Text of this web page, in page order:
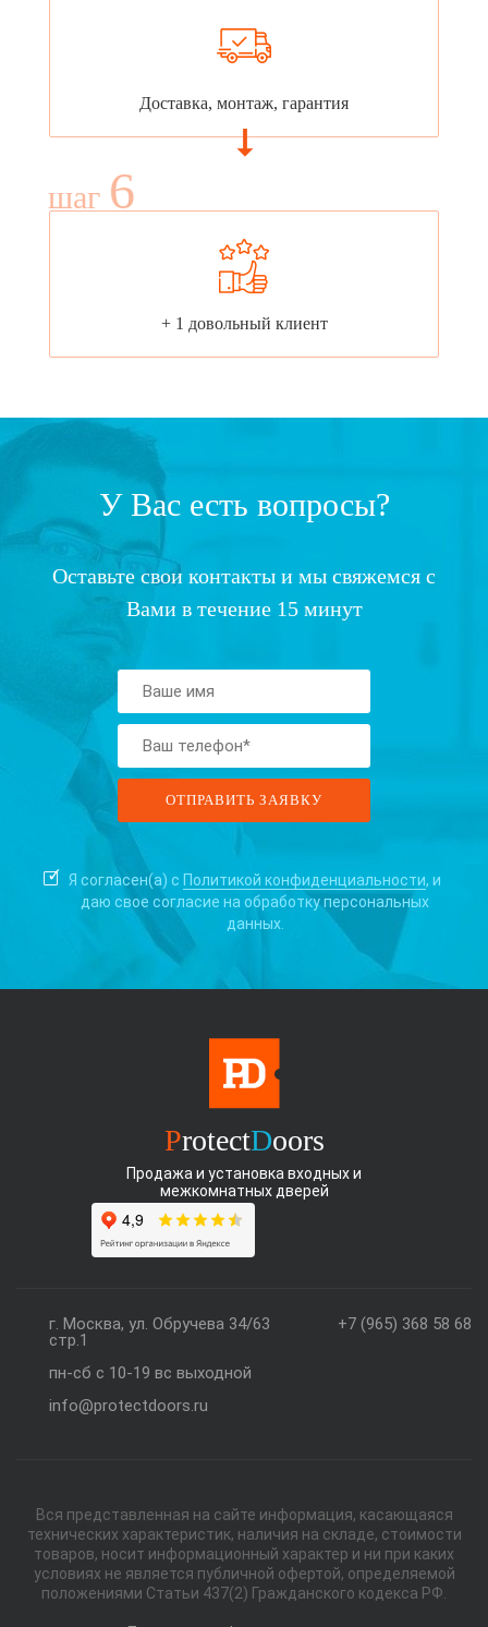
Доставка, монтаж, гарантия
шаг 6
+ 1 довольный клиент
У Вас есть вопросы?
Оставьте свои контакты и мы свяжемся с
Вами в течение 15 минут
Я согласен(а) с Политикой конфиденциальности, и
даю свое согласие на обработку персональных
данных.
ProtectDoors
Продажа и установка входных и
межкомнатных дверей
+7 (965) 368 58 68
г. Москва, ул. Обручева 34/63
стр.1
пн-сб с 10-19 вс выходной
info@protectdoors.ru
Вся представленная на сайте информация, касающаяся
технических характеристик, наличия на складе, стоимости
товаров, носит информационный характер и ни при каких
условиях не является публичной офертой, определяемой
положениями Статьи 437(2) Гражданского кодекса РФ.